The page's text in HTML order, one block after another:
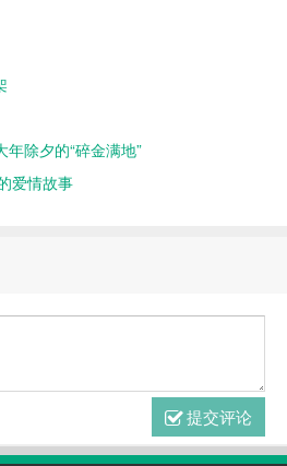
年除夕的“碎金满地”
爱情故事
提交评论